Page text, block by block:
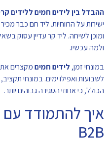
ההבדל בין לידים חמים ללידים
ישירות על הרווחיות. ליד חם כבר
ומוכן לשיחה. ליד קר עדיין עסוק
ולמה עכשיו.
במונחי זמן, לידים חמיםמקצרים
לשבועות ואפילו ימים. במונחי
הכולל, כי אחוזי הסגירה גבוהים יותר.
איך להתמודד עם
B2B